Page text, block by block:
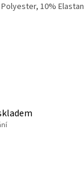
10% Elastan